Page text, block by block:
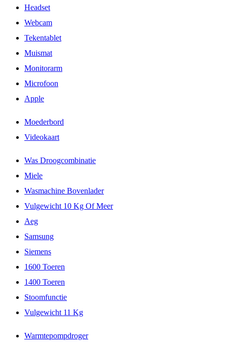
Headset
Webcam
Tekentablet
Muismat
Monitorarm
Microfoon
Apple
Moederbord
Videokaart
Was Droogcombinatie
Miele
Wasmachine Bovenlader
Vulgewicht 10 Kg Of Meer
Aeg
Samsung
Siemens
1600 Toeren
1400 Toeren
Stoomfunctie
Vulgewicht 11 Kg
Warmtepompdroger